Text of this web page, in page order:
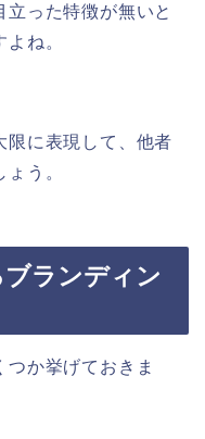
立った特徴が無いと
ね。
限に表現して、他者
う。
ランディン
か挙げておきま